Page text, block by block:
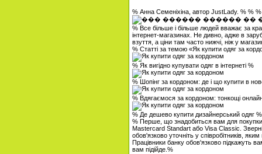
% Анна Семеніхіна, автор JustLady. % % %
% Все більше і більше людей вважає за
інтернет-магазинах. Не дивно, адже в
взуття, а ціни там часто нижчі, ніж у
% Статті за темою «Як купити одяг за
% Як вигідно купувати одяг в інтернеті %
% Шопінг за кордоном: де і що купити в
% Вдягаємося за кордоном: тонкощі
% Де дешево купити дизайнерський одяг %
% Перше, що знадобиться вам для покупки
Mastercard Standart або Visa Classic.
обов'язково уточніть у співробітників,
Працівники банку обов'язково підкажуть
вам підійде.%